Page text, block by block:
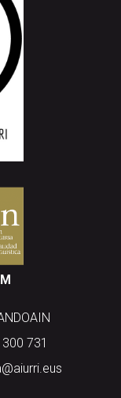
731